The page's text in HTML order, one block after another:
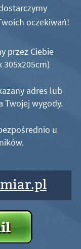
oczekiwań!
przez Ciebie
adres lub
Twojej wygody.
u